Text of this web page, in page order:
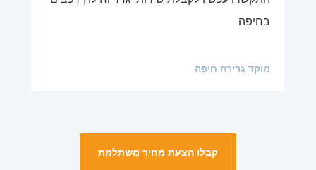
בחיפה
מוקד גרירה חיפה
קבלו הצעת מחיר משתלמת